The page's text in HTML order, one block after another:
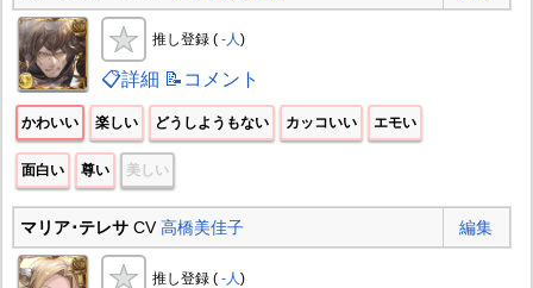
推し登録 ( -人)
📋詳細 📝コメント
かわいい 楽しい どうしようもない カッコいい エモい
面白い 尊い 美しい
マリア･テレサCV高橋美佳子 編集
推し登録 ( -人 )